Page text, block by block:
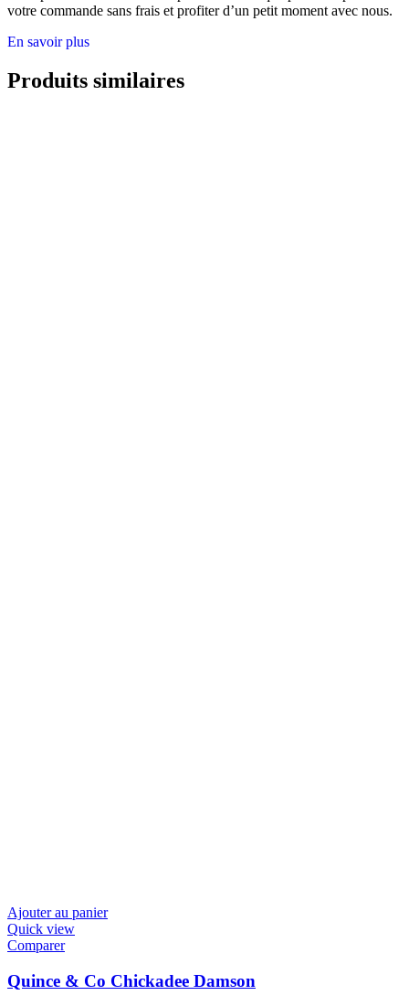
votre commande sans frais et profiter d’un petit moment avec nous.
En savoir plus
Produits similaires
Ajouter au panier
Quick view
Comparer
Quince & Co Chickadee Damson